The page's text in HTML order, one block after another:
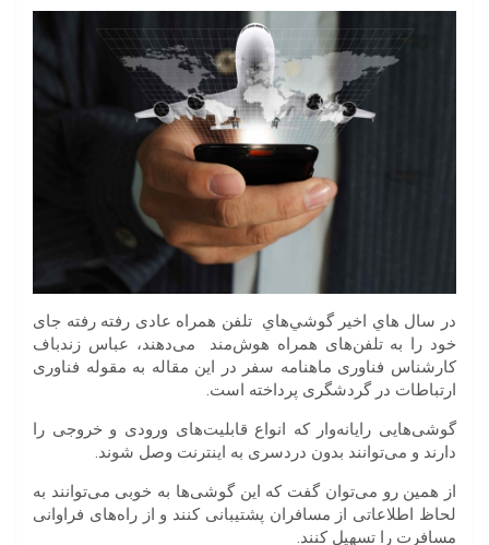
در سال هاي اخير گوشي‌هاي تلفن همراه عادی رفته رفته جای
خود را به تلفن‌های همراه هوش‌مند می‌دهند، عباس زندباف
کارشناس فناوری ماهنامه سفر در این مقاله به مقوله فناوری
ارتباطات در گردشگری پرداخته است.
گوشی‌هایی رایانه‌وار که انواع قابلیت‌های ورودی و خروجی را
دارند و می‌توانند بدون دردسری به اینترنت وصل شوند.
از همین رو می‌توان گفت که این گوشی‌ها به خوبی می‌توانند به
لحاظ اطلاعاتی از مسافران پشتیبانی کنند و از راه‌های فراوانی
مسافرت را تسهیل کنند.